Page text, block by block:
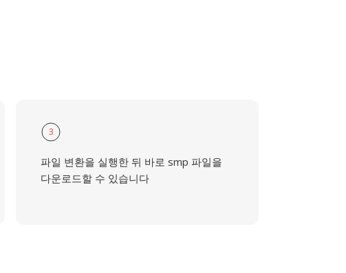
3
파일 변환을 실행한 뒤 바로 smp 파일을
다운로드할 수 있습니다